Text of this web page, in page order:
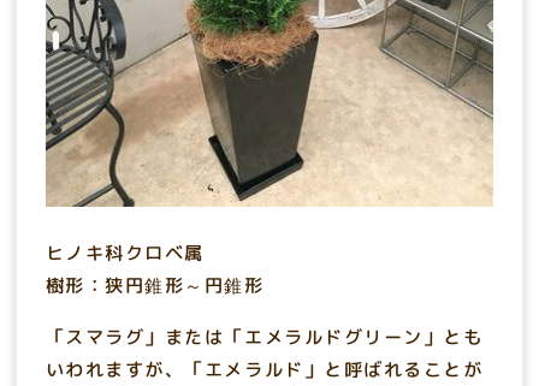
ヒノキ科クロベ属
樹形：狭円錐形～円錐形
「スマラグ」または「エメラルドグリーン」とも
いわれますが、「エメラルド」と呼ばれることが